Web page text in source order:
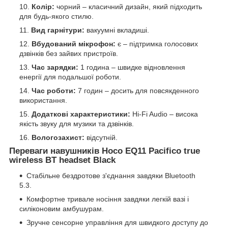
Колір: чорний – класичний дизайн, який підходить
для будь-якого стилю.
Вид гарнітури: вакуумні вкладиші.
Вбудований мікрофон: є – підтримка голосових
дзвінків без зайвих пристроїв.
Час зарядки: 1 година – швидке відновлення
енергії для подальшої роботи.
Час роботи: 7 годин – досить для повсякденного
використання.
Додаткові характеристики: Hi-Fi Audio – висока
якість звуку для музики та дзвінків.
Вологозахист: відсутній.
Переваги навушників Hoco EQ11 Pacifico true
wireless BT headset Black
Стабільне бездротове з'єднання завдяки Bluetooth
5.3.
Комфортне тривале носіння завдяки легкій вазі і
силіконовим амбушурам.
Зручне сенсорне управління для швидкого доступу до